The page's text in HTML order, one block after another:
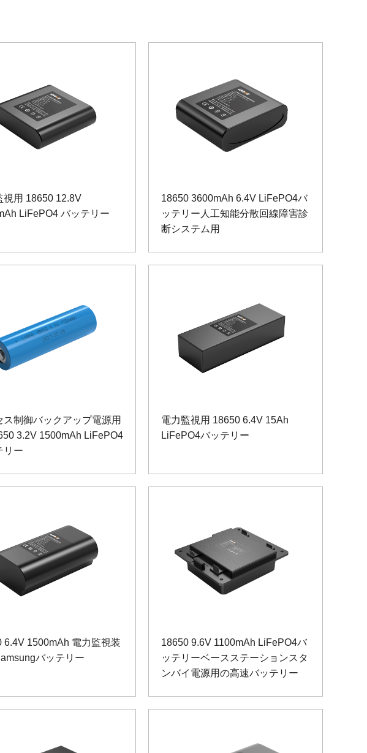
視用 18650 12.8V
LiFePO4 バッテリー
18650 3600mAh 6.4V LiFePO4バ
ッテリー人工知能分散回線障害診
断システム用
ス制御バックアップ電源用
3.2V 1500mAh LiFePO4
リー
電力監視用 18650 6.4V 15Ah
LiFePO4バッテリー
6.4V 1500mAh 電力監視装
バッテリー
18650 9.6V 1100mAh LiFePO4バ
ッテリーベースステーションスタ
ンバイ電源用の高速バッテリー